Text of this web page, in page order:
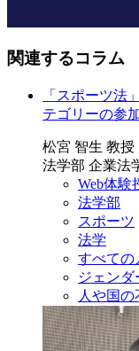
関連するコラム
「スポーツ法
テゴリーの参
松宮 智生 教授
法学部 企業法
Web体験
法学部
スポーツ
法学
すべての
ジェンダ
人や国の